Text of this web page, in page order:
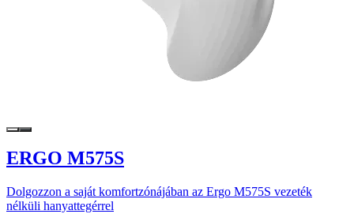
ERGO M575S
Dolgozzon a saját komfortzónájában az Ergo M575S vezeték
nélküli hanyattegérrel